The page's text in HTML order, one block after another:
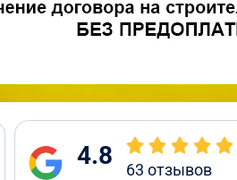
4.8 63 отзывов